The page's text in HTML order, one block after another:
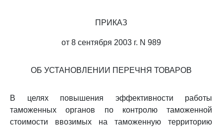
ПРИКАЗ
от 8 сентября 2003 г. N 989
ОБ УСТАНОВЛЕНИИ ПЕРЕЧНЯ ТОВАРОВ
В целях повышения эффективности работы
таможенных органов по контролю таможенной
стоимости ввозимых на таможенную территорию